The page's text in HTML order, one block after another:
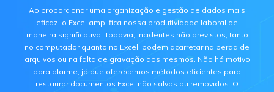
Suporte
Recoverit para Mac
Recupere dados ilimitados do sistema Mac
VERIFIQUE TODOS OS RECURSOS
Soluções para computadores
Soluções para armazenamento
Soluções de backup
Especialista em recuperação de dados
Histórias de usuários
Tema Quente
Guide
Entrar
Ao proporcionar uma organização e gestão de dados mais
eficaz, o Excel amplifica nossa produtividade laboral de
maneira significativa. Todavia, incidentes não previstos, tanto
no computador quanto no Excel, podem acarretar na perda de
arquivos ou na falta de gravação dos mesmos. Não há motivo
para alarme, já que oferecemos métodos eficientes para
restaurar documentos Excel não salvos ou removidos. O